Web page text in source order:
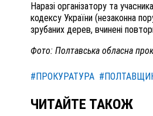
Наразі організатору та
кодексу України (незаконна
зрубаних дерев, вчинені
Фото: Полтавська обласна
#ПРОКУРАТУРА
ЧИТАЙТЕ ТАКОЖ